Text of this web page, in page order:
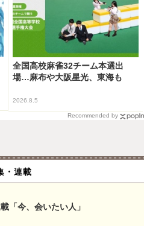
全国高校麻雀32チーム本選出
場…麻布や大阪星光、東海も
2026.8.5
Recommended by
・連載
「今、会いたい人」